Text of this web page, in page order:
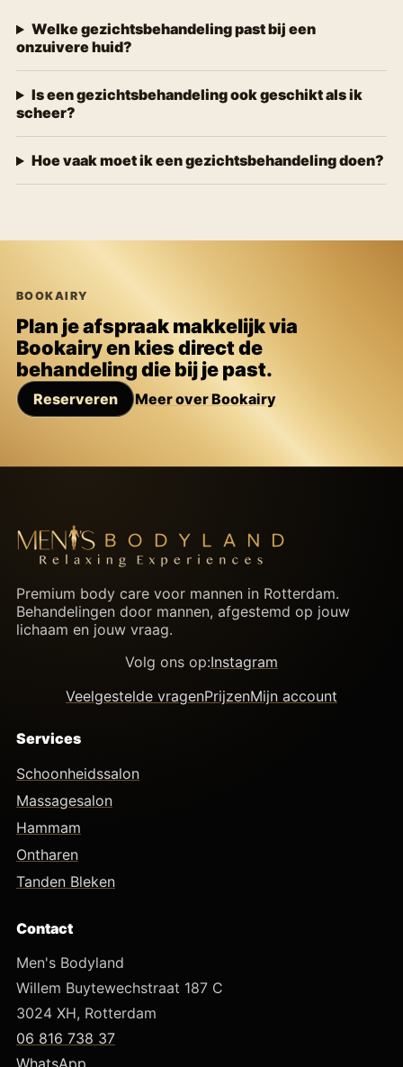
Welke gezichtsbehandeling past bij een
onzuivere huid?
Is een gezichtsbehandeling ook geschikt als ik
scheer?
Hoe vaak moet ik een gezichtsbehandeling doen?
BOOKAIRY
Plan je afspraak makkelijk via
Bookairy en kies direct de
behandeling die bij je past.
Reserveren Meer over Bookairy
Premium body care voor mannen in Rotterdam.
Behandelingen door mannen, afgestemd op jouw
lichaam en jouw vraag.
Volg ons op:Instagram
Veelgestelde vragenPrijzenMijn account
Services
Schoonheidssalon
Massagesalon
Hammam
Ontharen
Tanden Bleken
Contact
Men's Bodyland
Willem Buytewechstraat 187 C
3024 XH, Rotterdam
06 816 738 37